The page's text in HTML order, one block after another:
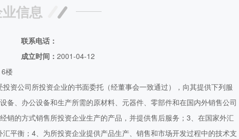
信息
联系电话：
成立时间：2001-04-12
楼
资公司所投资企业的书面委托（经董事会一致通过），向其提供下列服
、办公设备和生产所需的原材料、元器件、零部件和在国内外销售公司
销的方式销售所投资企业生产的产品，并提供售后服务；3、在国家外汇
平衡；4、为所投资企业提供产品生产、销售和市场开发过程中的技术支